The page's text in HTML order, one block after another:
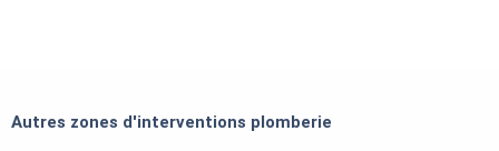
Autres zones d'interventions plomberie